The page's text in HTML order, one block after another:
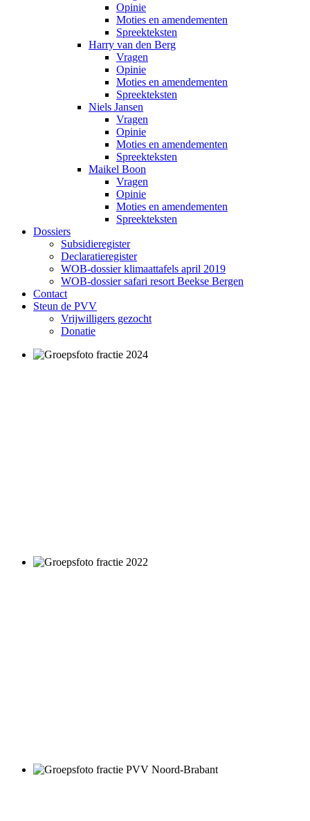
Opinie
Moties en amendementen
Spreekteksten
Harry van den Berg
Vragen
Opinie
Moties en amendementen
Spreekteksten
Niels Jansen
Vragen
Opinie
Moties en amendementen
Spreekteksten
Maikel Boon
Vragen
Opinie
Moties en amendementen
Spreekteksten
Dossiers
Subsidieregister
Declaratieregister
WOB-dossier klimaattafels april 2019
WOB-dossier safari resort Beekse Bergen
Contact
Steun de PVV
Vrijwilligers gezocht
Donatie